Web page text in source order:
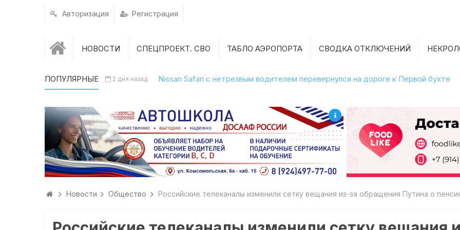
Авторизация Регистрация
НОВОСТИ СПЕЦПРОЕКТ. СВО ТАБЛО АЭРОПОРТА СВОДКА ОТКЛЮЧЕНИЙ
ПОПУЛЯРНЫЕ 2 дня назад Nissan Safari с нетрезвым водителем перевернулся на дороге к Первой бухте
Новости Общество Российские телеканалы изменили сетку вещания из-за обращения Путина о